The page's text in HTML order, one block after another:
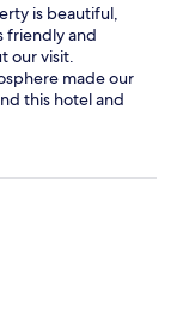
is beautiful,
friendly and
our visit.
made our
this hotel and